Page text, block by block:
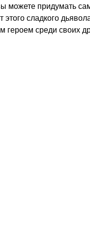
можете придумать
сладкого
героем среди своих